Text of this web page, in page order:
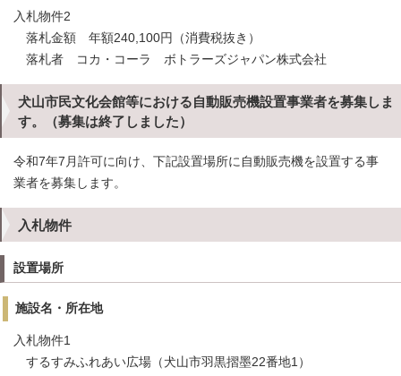
入札物件2
落札金額 年額240,100円（消費税抜き）
落札者 コカ・コーラ ボトラーズジャパン株式会社
犬山市民文化会館等における自動販売機設置事業者を募集しま
す。（募集は終了しました）
令和7年7月許可に向け、下記設置場所に自動販売機を設置する事
業者を募集します。
入札物件
設置場所
施設名・所在地
入札物件1
するすみふれあい広場（犬山市羽黒摺墨22番地1）